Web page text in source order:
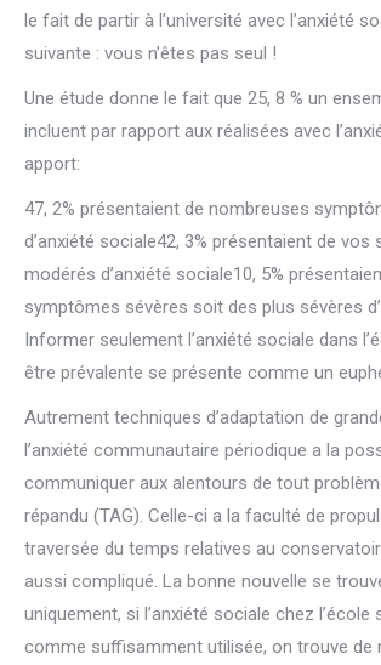
le fait de partir à l’université avec l’anxiété
suivante : vous n’êtes pas seul !
Une étude donne le fait que 25, 8 % un
incluent par rapport aux réalisées avec
apport:
47, 2% présentaient de nombreuses
d’anxiété sociale42, 3% présentaient de vos
modérés d’anxiété sociale10, 5%
symptômes sévères soit des plus sévères
Informer seulement l’anxiété sociale dans
être prévalente se présente comme un
Autrement techniques d’adaptation de
l’anxiété communautaire périodique a la
communiquer aux alentours de tout
répandu (TAG). Celle-ci a la faculté de
traversée du temps relatives au
aussi compliqué. La bonne nouvelle se
uniquement, si l’anxiété sociale chez l’école
comme suffisamment utilisée, on trouve de